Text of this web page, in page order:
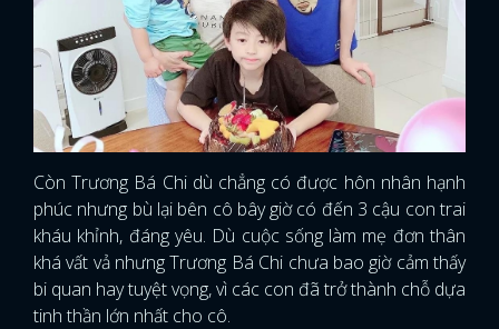
Còn Trương Bá Chi dù chẳng có được hôn nhân hạnh
phúc nhưng bù lại bên cô bây giờ có đến 3 cậu con trai
kháu khỉnh, đáng yêu. Dù cuộc sống làm mẹ đơn thân
khá vất vả nhưng Trương Bá Chi chưa bao giờ cảm thấy
bi quan hay tuyệt vọng, vì các con đã trở thành chỗ dựa
tinh thần lớn nhất cho cô.